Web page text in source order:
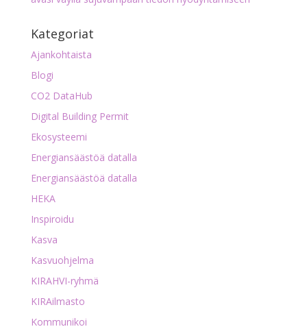
Kategoriat
Ajankohtaista
Blogi
CO2 DataHub
Digital Building Permit
Ekosysteemi
Energiansäästöä datalla
Energiansäästöä datalla
HEKA
Inspiroidu
Kasva
Kasvuohjelma
KIRAHVI-ryhmä
KIRAilmasto
Kommunikoi